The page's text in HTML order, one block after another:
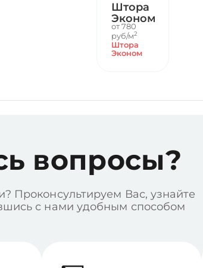
Штора
Эконом
от 780
руб/м2
Штора
Эконом
вопросы?
Проконсультируем Вас, узнайте
с нами удобным способом